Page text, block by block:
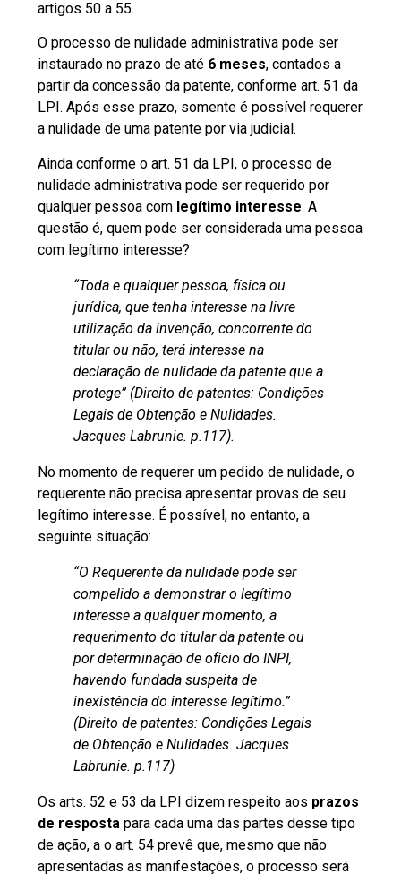
artigos 50 a 55.
O processo de nulidade administrativa pode ser
instaurado no prazo de até 6 meses, contados a
partir da concessão da patente, conforme art. 51 da
LPI. Após esse prazo, somente é possível requerer
a nulidade de uma patente por via judicial.
Ainda conforme o art. 51 da LPI, o processo de
nulidade administrativa pode ser requerido por
qualquer pessoa com legítimo interesse. A
questão é, quem pode ser considerada uma pessoa
com legítimo interesse?
“Toda e qualquer pessoa, física ou
jurídica, que tenha interesse na livre
utilização da invenção, concorrente do
titular ou não, terá interesse na
declaração de nulidade da patente que a
protege” (Direito de patentes: Condições
Legais de Obtenção e Nulidades.
Jacques Labrunie. p.117).
No momento de requerer um pedido de nulidade, o
requerente não precisa apresentar provas de seu
legítimo interesse. É possível, no entanto, a
seguinte situação:
“O Requerente da nulidade pode ser
compelido a demonstrar o legítimo
interesse a qualquer momento, a
requerimento do titular da patente ou
por determinação de ofício do INPI,
havendo fundada suspeita de
inexistência do interesse legítimo.”
(Direito de patentes: Condições Legais
de Obtenção e Nulidades. Jacques
Labrunie. p.117)
Os arts. 52 e 53 da LPI dizem respeito aos prazos
de resposta para cada uma das partes desse tipo
de ação, a o art. 54 prevê que, mesmo que não
apresentadas as manifestações, o processo será